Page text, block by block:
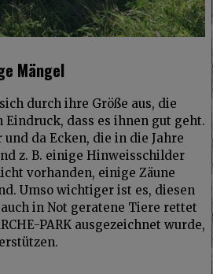
Mängel
durch ihre Größe aus, die
Eindruck, dass es ihnen gut geht.
da Ecken, die in die Jahre
z. B. einige Hinweisschilder
vorhanden, einige Zäune
Umso wichtiger ist es, diesen
in Not geratene Tiere rettet
PARK ausgezeichnet wurde,